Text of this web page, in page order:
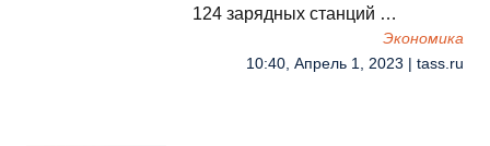
124 зарядных станций …
Экономика
10:40, Апрель 1, 2023 | tass.ru